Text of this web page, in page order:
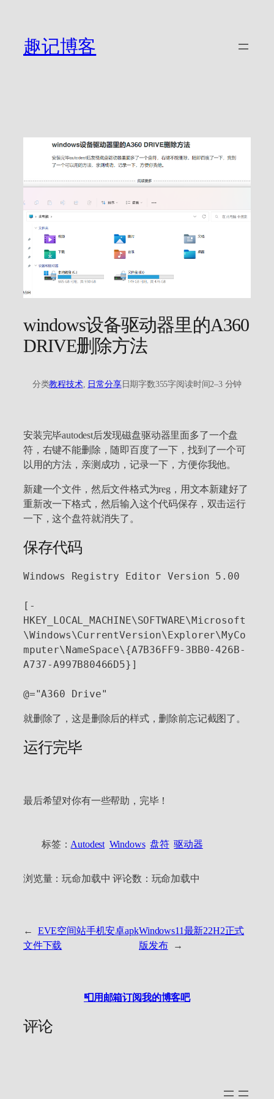
趣记博客
windows设备驱动器里的A360
DRIVE删除方法
分类教程技术, 日常分享日期字数355字阅读时间2–3 分钟
安装完毕autodest后发现磁盘驱动器里面多了一个盘
符，右键不能删除，随即百度了一下，找到了一个可
以用的方法，亲测成功，记录一下，方便你我他。
新建一个文件，然后文件格式为reg，用文本新建好了
重新改一下格式，然后输入这个代码保存，双击运行
一下，这个盘符就消失了。
保存代码
Windows Registry Editor Version 5.00
[-
HKEY_LOCAL_MACHINE\SOFTWARE\Microsoft
\Windows\CurrentVersion\Explorer\MyCo
mputer\NameSpace\{A7B36FF9-3BB0-426B-
A737-A997B80466D5}]
@="A360 Drive"
就删除了，这是删除后的样式，删除前忘记截图了。
运行完毕
最后希望对你有一些帮助，完毕！
标签：Autodest Windows 盘符 驱动器
浏览量：玩命加载中 评论数： 玩命加载中
←
EVE空间站手机安卓apk
文件下载
Windows11最新22H2正式
版发布
→
📮用邮箱订阅我的博客吧
评论